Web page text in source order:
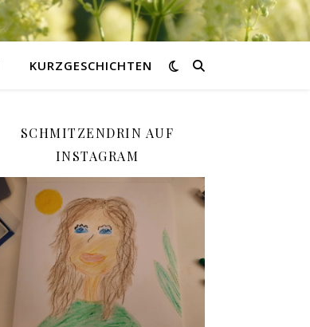
KURZGESCHICHTEN
SCHMITZENDRIN AUF
INSTAGRAM